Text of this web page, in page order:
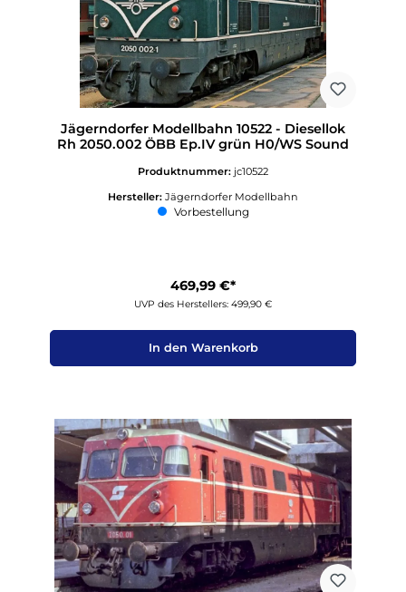
Jägerndorfer Modellbahn 10522 - Diesellok
Rh 2050.002 ÖBB Ep.IV grün H0/WS Sound
Produktnummer: jc10522
Hersteller: Jägerndorfer Modellbahn
Vorbestellung
469,99 €*
UVP des Herstellers: 499,90 €
In den Warenkorb